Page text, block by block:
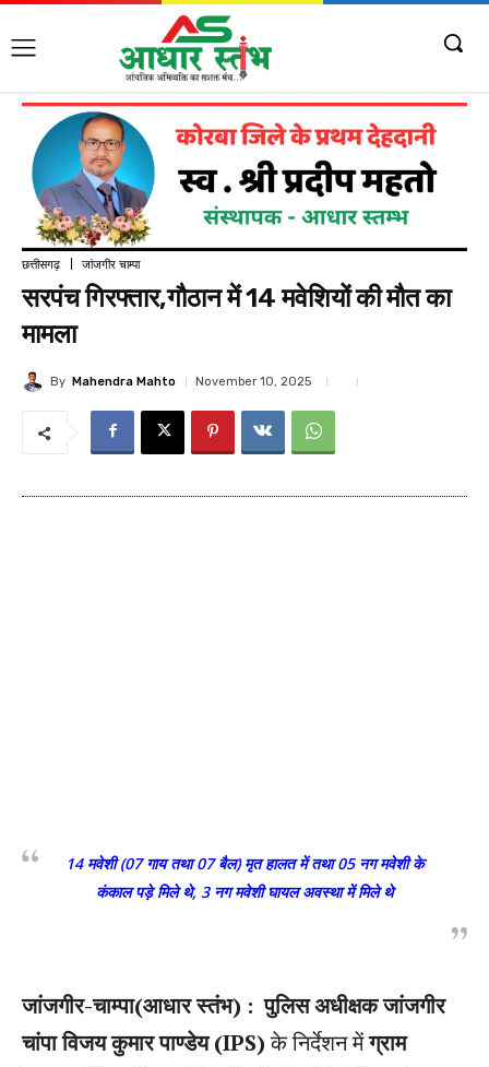
छत्तीसगढ़ जांजगीर चाम्पा
सरपंच गिरफ्तार,गौठान में 14 मवेशियों की मौत का
मामला
By Mahendra Mahto November 10, 2025
14 मवेशी (07 गाय तथा 07 बैल) मृत हालत में तथा 05 नग मवेशी के
कंकाल पड़े मिले थे, 3 नग मवेशी घायल अवस्था में मिले थे
जांजगीर-चाम्पा(आधार स्तंभ) : पुलिस अधीक्षक जांजगीर
चांपा विजय कुमार पाण्डेय (IPS)के निर्देशन मेंग्राम